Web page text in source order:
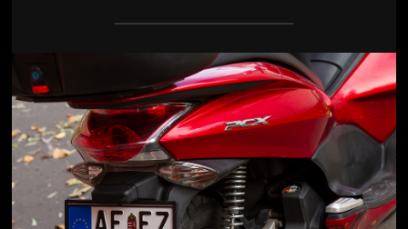
Jön még kép!